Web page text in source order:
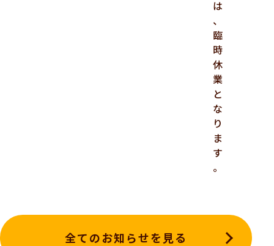
は
、
臨
時
休
業
と
な
り
ま
す
。
全てのお知らせを見る